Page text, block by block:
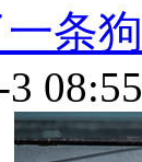
条狗
08:55